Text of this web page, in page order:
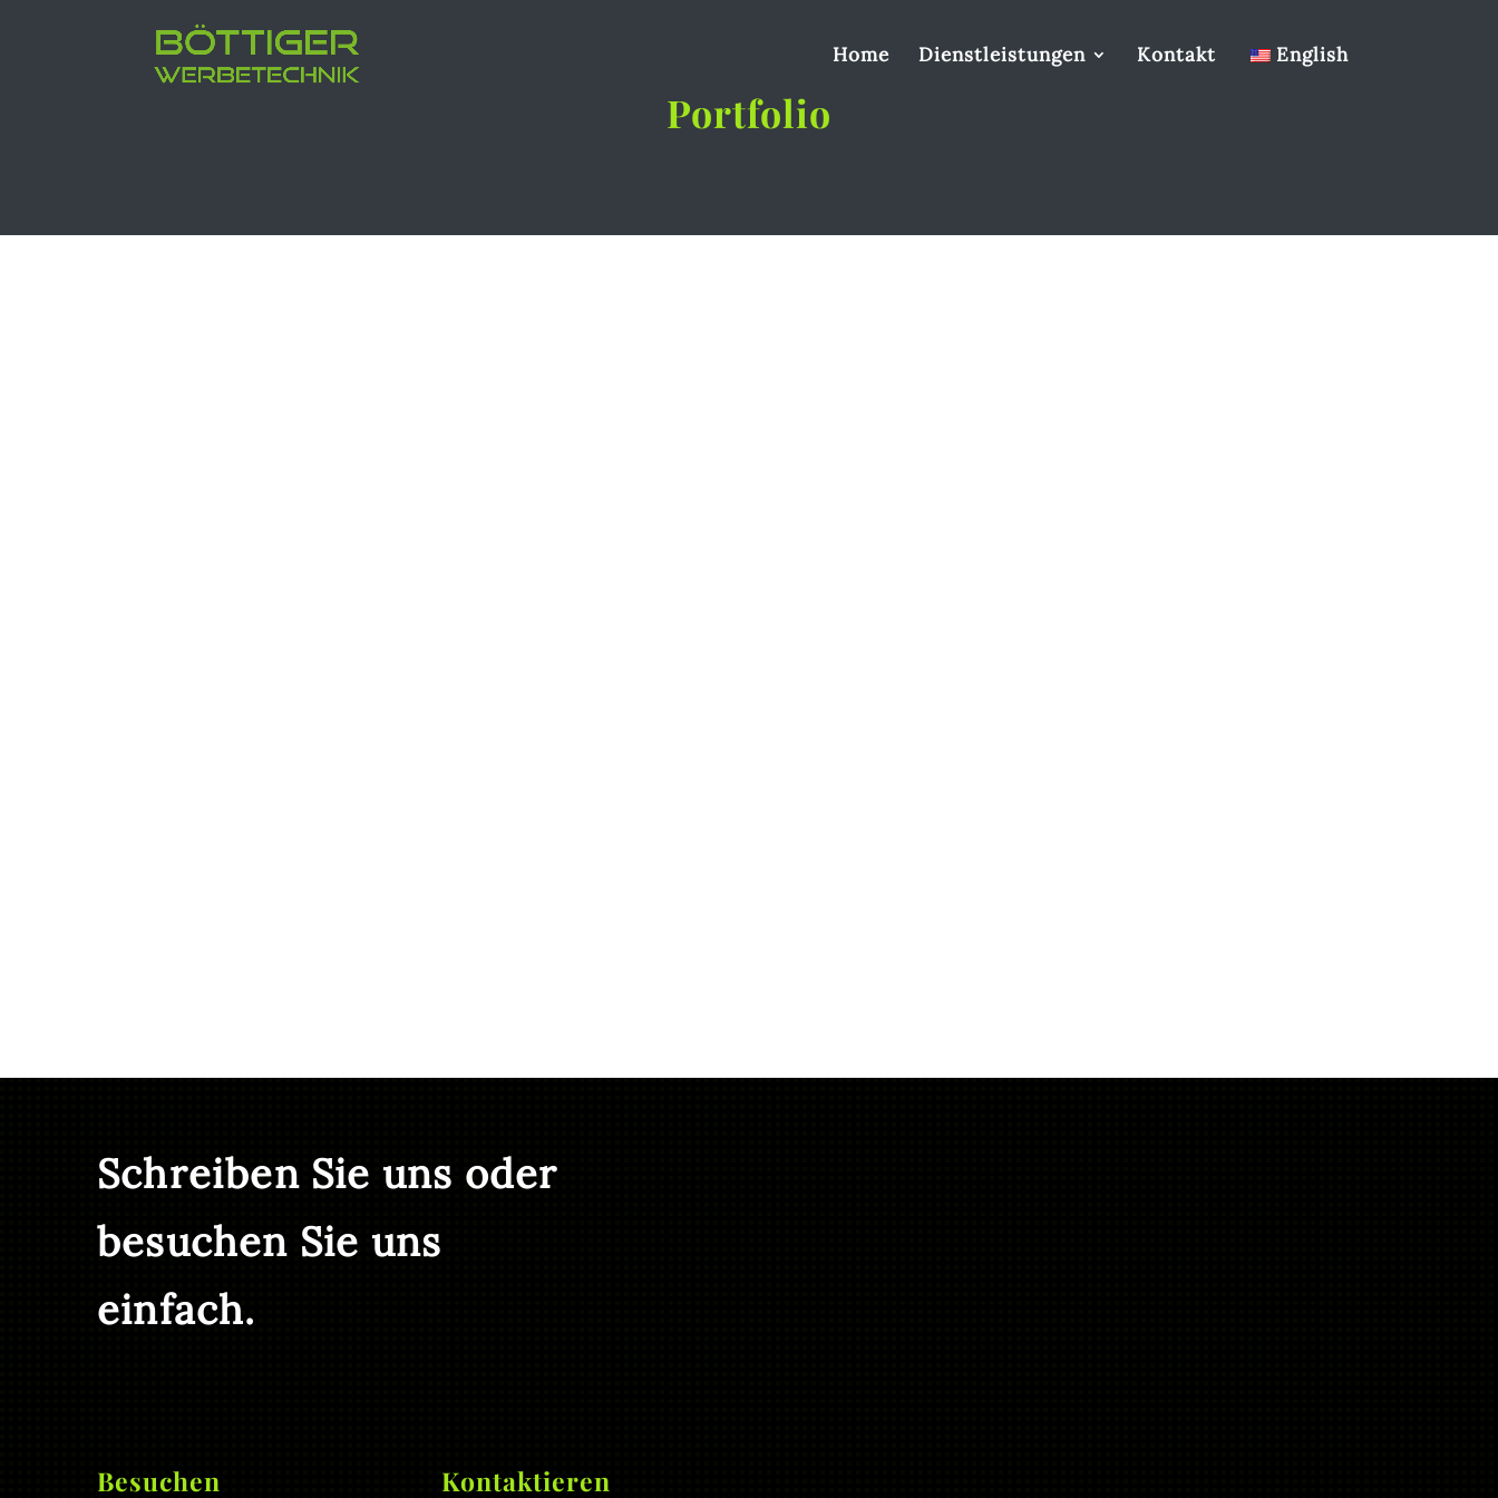
Home Dienstleistungen Kontakt English
Portfolio
Schreiben Sie uns oder
besuchen Sie uns
einfach.
Besuchen Kontaktieren